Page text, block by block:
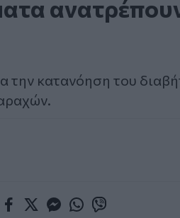
την κατανόηση του